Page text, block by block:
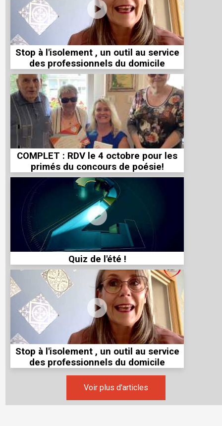
Stop à l'isolement , un outil au service
des professionnels du domicile
COMPLET : RDV le 4 octobre pour les
primés du concours de poésie!
Quiz de l'été !
Stop à l'isolement , un outil au service
des professionnels du domicile
Voir plus d'articles